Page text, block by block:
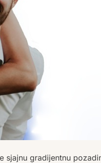
sjajnu gradijentnu